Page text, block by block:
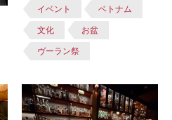
イベント ベトナム
文化 お盆
ヴーラン祭